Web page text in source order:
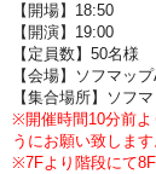
【開場】18:50
【開演】19:00
【定員数】50名様
【会場】ソフマッ
【集合場所】ソフ
※開催時間10分前よ
うにお願い致します
※7Fより階段にて8F